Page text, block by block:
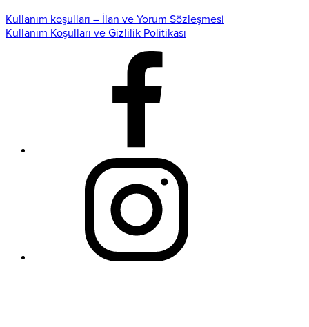
Kullanım koşulları – İlan ve Yorum Sözleşmesi
Kullanım Koşulları ve Gizlilik Politikası